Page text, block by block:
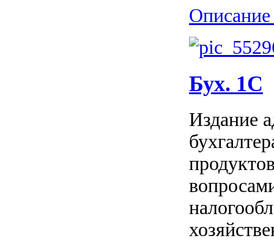
Описание
Бух. 1С
Издание